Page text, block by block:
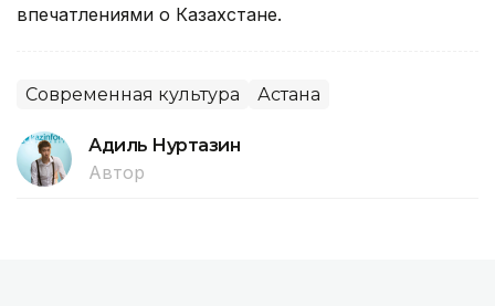
впечатлениями о Казахстане.
Современная культура Астана
Адиль Нуртазин
Автор